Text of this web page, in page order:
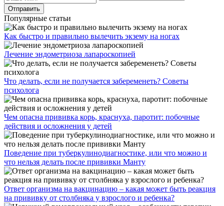
Популярные статьи
Как быстро и правильно вылечить экзему на ногах
Лечение эндометриоза лапароскопией
Что делать, если не получается забеременеть? Советы
психолога
Чем опасна прививка корь, краснуха, паротит: побочные
действия и осложнения у детей
Поведение при туберкулинодиагностике, или что можно и
что нельзя делать после прививки Манту
Ответ организма на вакцинацию – какая может быть реакция
на прививку от столбняка у взрослого и ребенка?